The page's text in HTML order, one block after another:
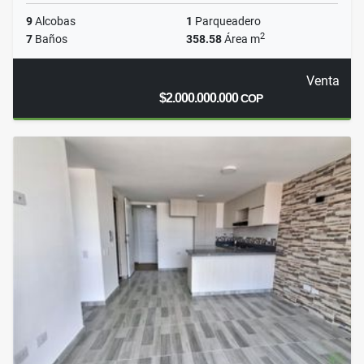
9Alcobas 1 Parqueadero
7 Baños 358.58Área m2
Venta
$2.000.000.000COP